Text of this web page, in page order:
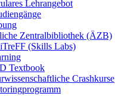
Lehrangebot
Zentralbibliothek (ÄZB)
(Skills Labs)
Textbook
Crashkurse